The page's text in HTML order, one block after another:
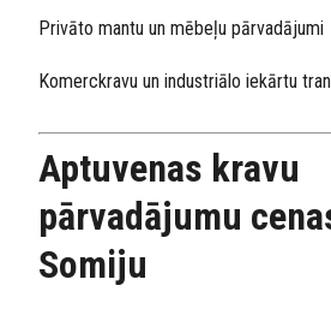
Privāto mantu un mēbeļu pārvadājumi
Komerckravu un industriālo iekārtu
Aptuvenas kravu
pārvadājumu
Somiju